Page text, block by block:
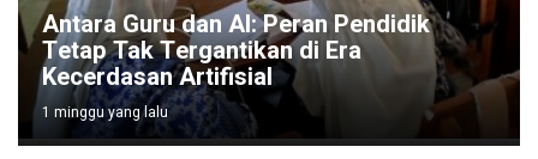
Manfaat Aplikasi Pronalin Cek, Bantu Ibu
Hamil Kenali Risiko hingga Siapkan
Persalinan Lebih Aman
2 minggu yang lalu